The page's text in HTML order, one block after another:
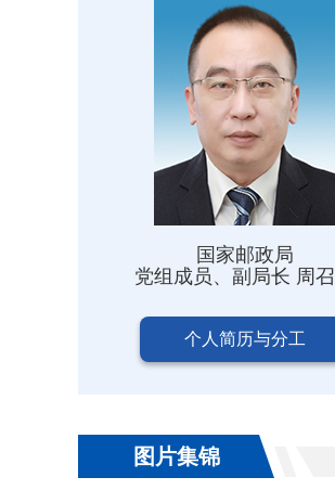
国家邮政局
党组成员、副局长 周
个人简历与分工
图片集锦